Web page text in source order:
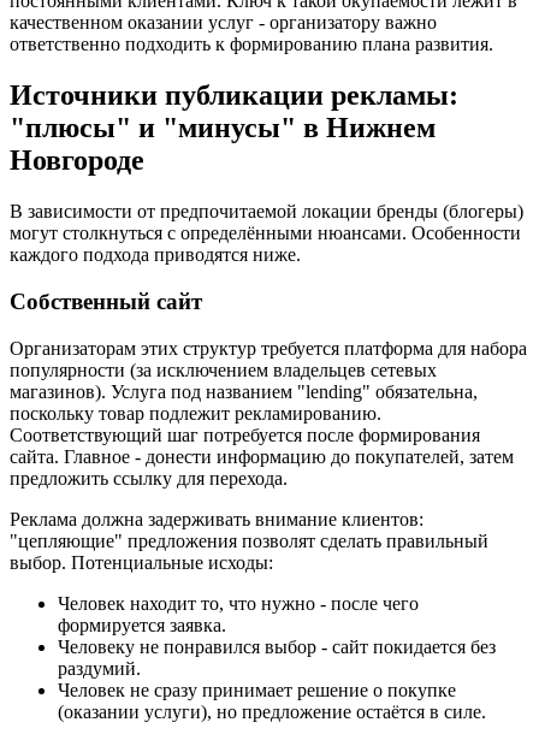
качественном оказании услуг - организатору важно
ответственно подходить к формированию плана развития.
Источники публикации рекламы:
"плюсы" и "минусы" в Нижнем
Новгороде
В зависимости от предпочитаемой локации бренды (блогеры)
могут столкнуться с определёнными нюансами. Особенности
каждого подхода приводятся ниже.
Собственный сайт
Организаторам этих структур требуется платформа для набора
популярности (за исключением владельцев сетевых
магазинов). Услуга под названием "lending" обязательна,
поскольку товар подлежит рекламированию.
Соответствующий шаг потребуется после формирования
сайта. Главное - донести информацию до покупателей, затем
предложить ссылку для перехода.
Реклама должна задерживать внимание клиентов:
"цепляющие" предложения позволят сделать правильный
выбор. Потенциальные исходы:
Человек находит то, что нужно - после чего
формируется заявка.
Человеку не понравился выбор - сайт покидается без
раздумий.
Человек не сразу принимает решение о покупке
(оказании услуги), но предложение остаётся в силе.